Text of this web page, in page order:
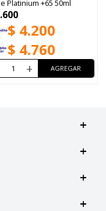
cuello y escote
- +